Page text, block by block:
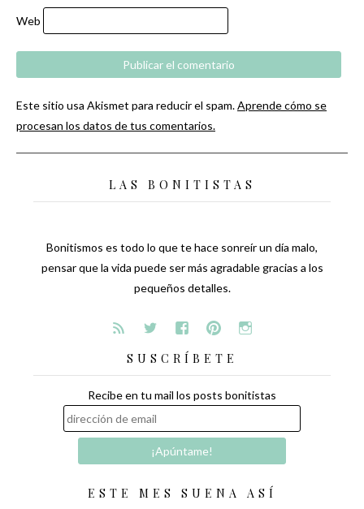
Web
Este sitio usa Akismet para reducir el spam.Aprende cómo se
procesan los datos de tus comentarios.
LAS BONITISTAS
Bonitismos es todo lo que te hace sonreír un día malo,
pensar que la vida puede ser más agradable gracias a los
pequeños detalles.
SUSCRÍBETE
Recibe en tu mail los posts bonitistas
ESTE MES SUENA ASÍ